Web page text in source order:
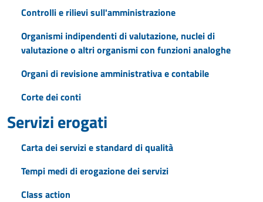
Controlli e rilievi sull'amministrazione
Organismi indipendenti di valutazione, nuclei di
valutazione o altri organismi con funzioni analoghe
Organi di revisione amministrativa e contabile
Corte dei conti
Servizi erogati
Carta dei servizi e standard di qualità
Tempi medi di erogazione dei servizi
Class action